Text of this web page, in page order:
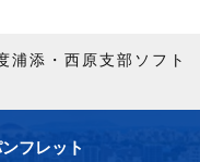
添・西原支部ソフト
フレット